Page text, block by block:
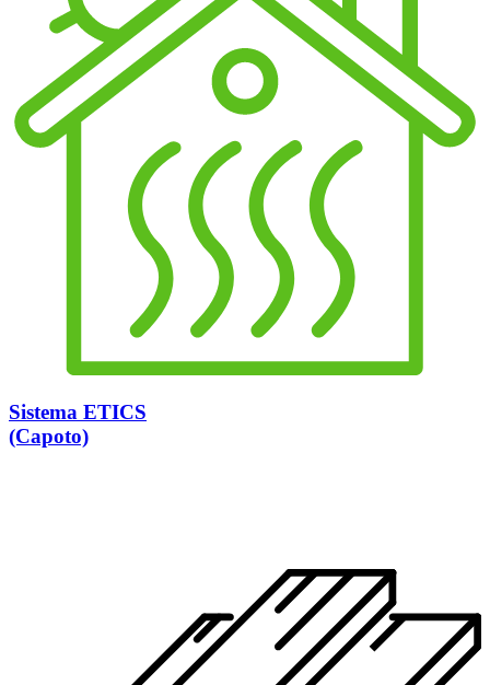
Sistema ETICS
(Capoto)